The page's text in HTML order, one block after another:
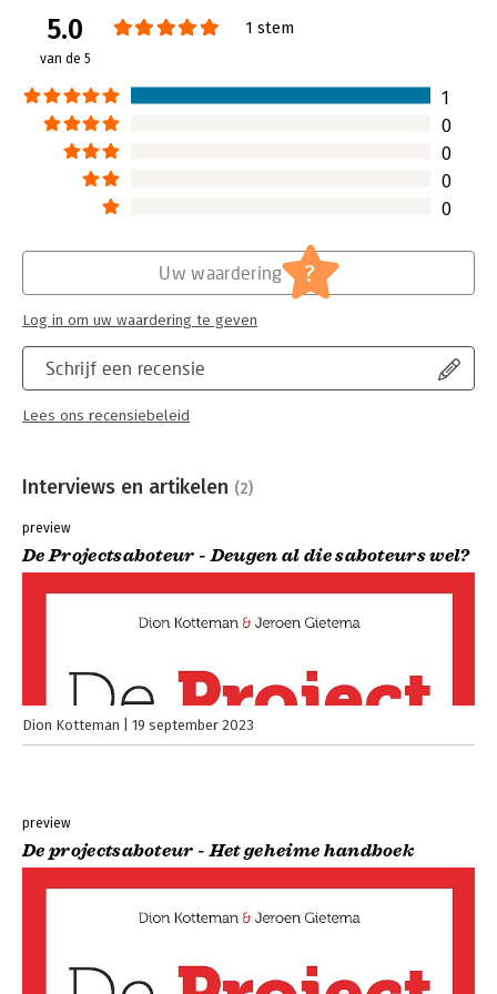
(opnieuw) te lezen.
5.0
van de 5
1 stem
1
0
0
0
0
Schrijf een recensie
Lees ons recensiebeleid
Uw waardering ?
Log in om uw waardering te geven
Interviews en artikelen (2)
preview
De Projectsaboteur - Deugen al die saboteurs wel?
Dion Kotteman 19 september 2023
preview
De projectsaboteur - Het geheime handboek